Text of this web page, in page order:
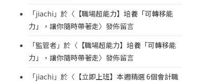
「jiachi 」於〈 【職場超能力】培養「可轉移能
力」，讓你隨時帶著走〉發佈留言
「監管者 」於〈 【職場超能力】培養「可轉移能
力」，讓你隨時帶著走〉發佈留言
「jiachi 」於〈 【立即上班】本週精選 6個會計職